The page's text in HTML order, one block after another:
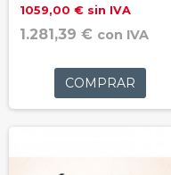
1059,00 € sin IVA
1.281,39 € con IVA
COMPRAR